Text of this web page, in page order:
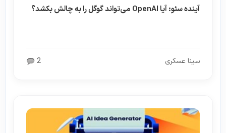
آینده سئو: آیا OpenAI می‌تواند گوگل را به چالش بکشد؟
سینا عسکری 2